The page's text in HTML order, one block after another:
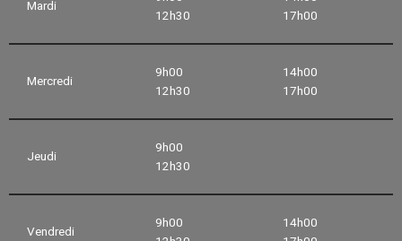
Mardi
12h30
17h00
Mercredi
9h00
12h30
14h00
17h00
Jeudi
9h00
12h30
Vendredi
9h00
14h00